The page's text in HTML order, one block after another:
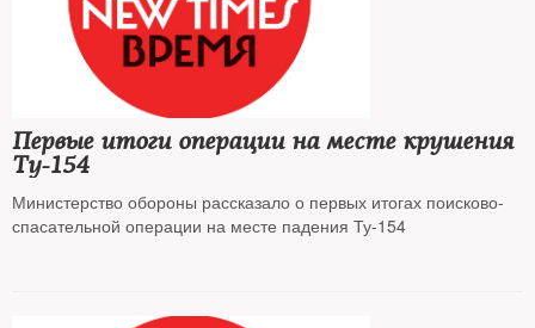
Первые итоги операции на месте крушения
Ту-154
Министерство обороны рассказало о первых итогах поисково-
спасательной операции на месте падения Ту-154